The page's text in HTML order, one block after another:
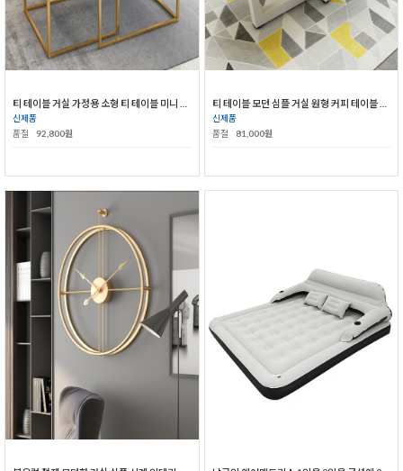
신제품
품절
92,800원
신제품
품절
81,000원